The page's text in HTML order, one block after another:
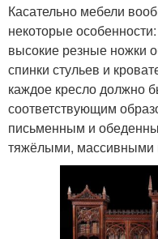
Касательно мебели
некоторые особенности:
высокие резные ножки
спинки стульев и
каждое кресло должно
соответствующим
письменным и
тяжёлыми, массивными